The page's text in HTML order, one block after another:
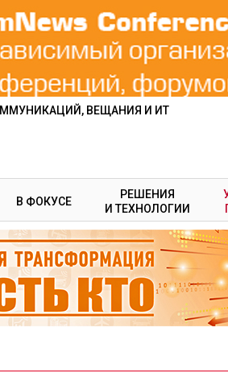
ВЕЩАНИЯ И ИТ
В ФОКУСЕ
РЕШЕНИЯ
И ТЕХНОЛОГИИ